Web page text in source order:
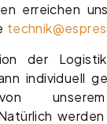
erreichen
der
individuell
unserem